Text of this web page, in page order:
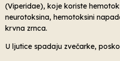
(Viperidae), koje koriste
neurotoksina, hemotoksini
krvna zrnca.
U ljutice spadaju zvečarke,